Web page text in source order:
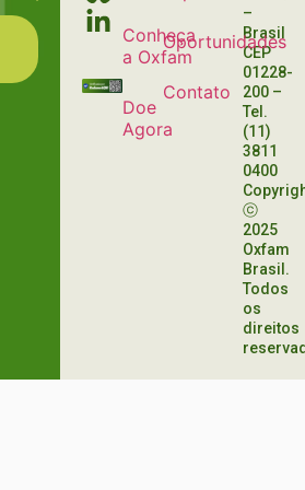
Conheça
a Oxfam
Doe
Agora
Oportunidades
Contato
–
Brasil
CEP
01228-
200 –
Tel.
(11)
3811
0400
ⓒ
2025
Oxfam
Brasil.
Todos
os
direitos